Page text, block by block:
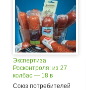
Экспертиза
Росконтроля: из 27
колбас — 18 в
черном списке!
Союз потребителей